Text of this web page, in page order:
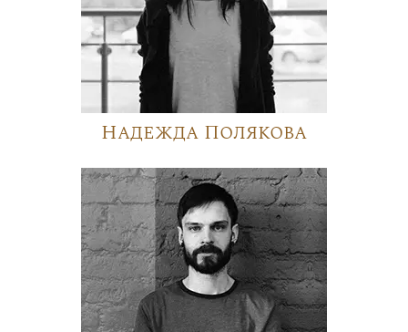
Надежда Полякова